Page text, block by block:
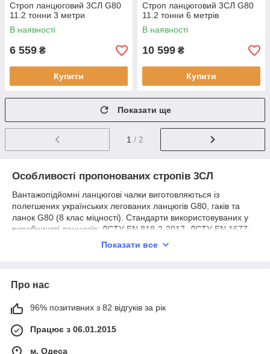
Строп ланцюговий 3СЛ G80
11.2 тонни 3 метри
В наявності
6 559 ₴
Купити
Строп ланцюговий 3СЛ G80
11.2 тонни 6 метрів
В наявності
10 599 ₴
Купити
Показати ще
1 / 2
Особливості пропонованих стропів 3СЛ
Вантажопідйомні ланцюгові чалки виготовляються із
полегшених українських легованих ланцюгів G80, гаків та
ланок G80 (8 клас міцності). Стандарти використовуваних у
виробництві ланцюгів: ДСТУ EN 818-2-2017, ДСТУ EN 1677-
2-2017, ДСТУ EN 1677-4-2017. Усі чалки мають наведені
коефіцієнт запасу міцності — 4:1
+300 °С
Строп вантажопідйомний ланцюговий тригілковий 3СЛ
Показати все
Про нас
96% позитивних з 82 відгуків за рік
Працює з 06.01.2015
м. Одеса